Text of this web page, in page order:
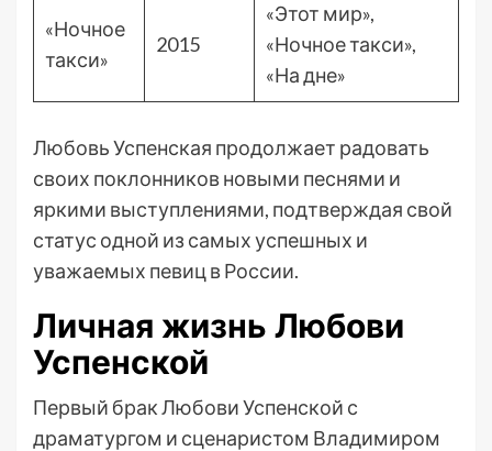
«Ночное
такси»
2015
«Этот мир»,
«Ночное такси»,
«На дне»
Любовь Успенская продолжает радовать
своих поклонников новыми песнями и
яркими выступлениями, подтверждая свой
статус одной из самых успешных и
уважаемых певиц в России.
Личная жизнь Любови
Успенской
Первый брак Любови Успенской с
драматургом и сценаристом Владимиром